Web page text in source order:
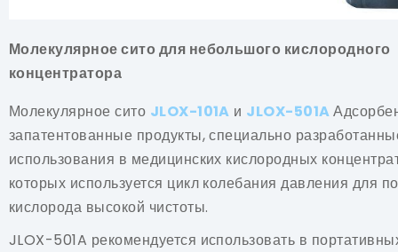
Молекулярное сито для небольшого кислородного
концентратора
Молекулярное сито JLOX-101A и JLOX-501A
запатентованные продукты, специально
использования в медицинских кислородных
которых используется цикл колебания давления для
кислорода высокой чистоты.
JLOX-501A рекомендуется использовать в